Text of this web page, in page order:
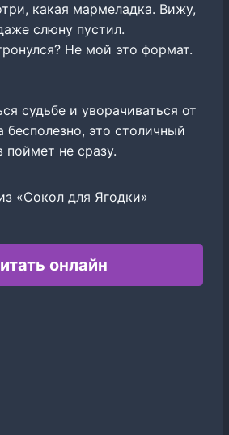
какая мармеладка. Вижу,
слюну пустил.
Не мой это формат.
судьбе и уворачиваться от
бесполезно, это столичный
не сразу.
«Сокол для Ягодки»
онлайн